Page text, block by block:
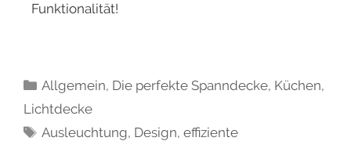
Funktionalität!
Allgemein, Die perfekte Spanndecke, Küchen,
Lichtdecke
Ausleuchtung, Design,effiziente